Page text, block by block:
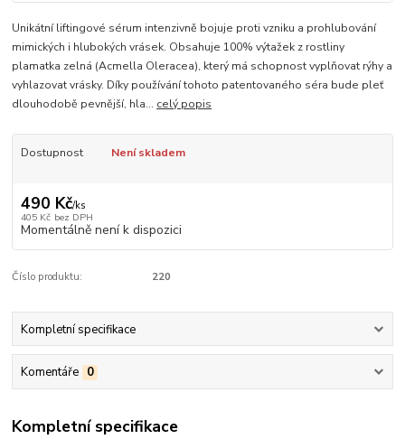
Unikátní liftingové sérum intenzivně bojuje proti vzniku a prohlubování
mimických i hlubokých vrásek. Obsahuje 100% výtažek z rostliny
plamatka zelná (Acmella Oleracea), který má schopnost vyplňovat rýhy a
vyhlazovat vrásky. Díky používání tohoto patentovaného séra bude pleť
dlouhodobě pevnější, hla... celý popis
Dostupnost Není skladem
490 Kč/ks
405 Kč bez DPH
Momentálně není k dispozici
Číslo produktu: 220
Kompletní specifikace
Komentáře 0
Kompletní specifikace